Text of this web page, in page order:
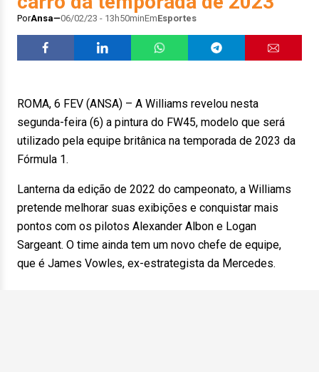
PorAnsa 06/02/23 - 13h50minEmEsportes
ROMA, 6 FEV (ANSA) – A Williams revelou nesta
segunda-feira (6) a pintura do FW45, modelo que será
utilizado pela equipe britânica na temporada de 2023 da
Fórmula 1.
Lanterna da edição de 2022 do campeonato, a Williams
pretende melhorar suas exibições e conquistar mais
pontos com os pilotos Alexander Albon e Logan
Sargeant. O time ainda tem um novo chefe de equipe,
que é James Vowles, ex-estrategista da Mercedes.